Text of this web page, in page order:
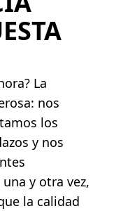
La
nos
los
y nos
y otra vez,
la calidad